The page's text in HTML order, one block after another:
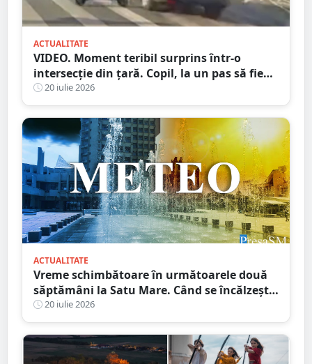
ACTUALITATE
VIDEO. Moment teribil surprins într-o
intersecție din țară. Copil, la un pas să fie
spulberat de mașină
20 iulie 2026
ACTUALITATE
Vreme schimbătoare în următoarele două
săptămâni la Satu Mare. Când se încălzește,
din nou, vremea
20 iulie 2026